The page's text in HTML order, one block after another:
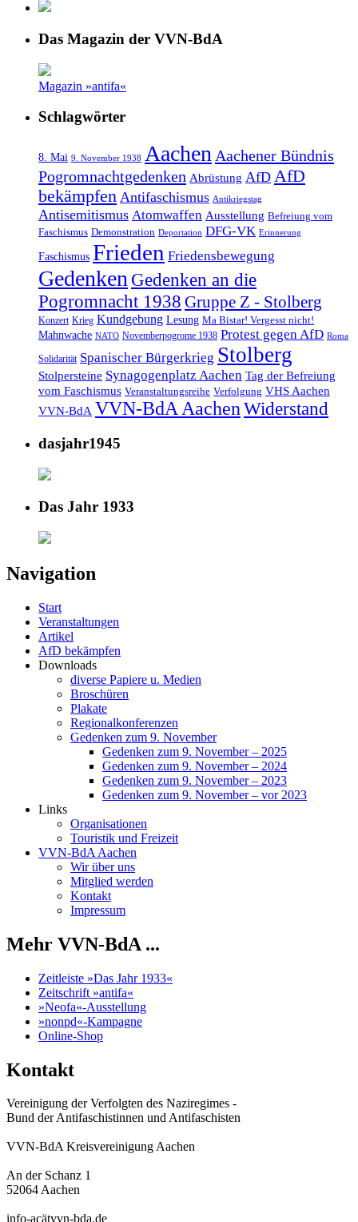
Das Magazin der VVN-BdA
Magazin »antifa«
Schlagwörter
8. Mai 9. November 1938 Aachen Aachener Bündnis
Pogromnachtgedenken Abrüstung AfD AfD
bekämpfen Antifaschismus Antikriegstag
Antisemitismus Atomwaffen Ausstellung Befreiung vom
Faschismus Demonstration Deportation DFG-VK Erinnerung
Faschismus Frieden Friedensbewegung
Gedenken Gedenken an die
Pogromnacht 1938 Gruppe Z - Stolberg
Konzert Krieg Kundgebung Lesung Ma Bistar! Vergesst nicht!
Mahnwache NATO Novemberpogrome 1938 Protest gegen AfD Roma
Solidarität Spanischer Bürgerkrieg Stolberg
Stolpersteine Synagogenplatz Aachen Tag der Befreiung
vom Faschismus Veranstaltungsreihe Verfolgung VHS Aachen
VVN-BdA VVN-BdA AachenWiderstand
dasjahr1945
Das Jahr 1933
Navigation
Start
Veranstaltungen
Artikel
AfD bekämpfen
Downloads
diverse Papiere u. Medien
Broschüren
Plakate
Regionalkonferenzen
Gedenken zum 9. November
Gedenken zum 9. November – 2025
Gedenken zum 9. November – 2024
Gedenken zum 9. November – 2023
Gedenken zum 9. November – vor 2023
Links
Organisationen
Touristik und Freizeit
VVN-BdA Aachen
Wir über uns
Mitglied werden
Kontakt
Impressum
Mehr VVN-BdA ...
Zeitleiste »Das Jahr 1933«
Zeitschrift »antifa«
»Neofa«-Ausstellung
»nonpd«-Kampagne
Online-Shop
Kontakt
Vereinigung der Verfolgten des Naziregimes -
Bund der Antifaschistinnen und Antifaschisten
VVN-BdA Kreisvereinigung Aachen
An der Schanz 1
52064 Aachen
info-acätvvn-bda.de